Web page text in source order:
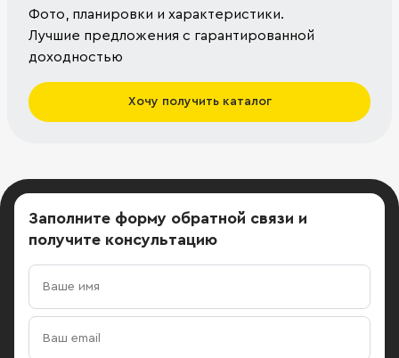
Фото, планировки и характеристики.
Лучшие предложения с гарантированной
доходностью
Хочу получить каталог
Заполните форму обратной связи и
получите консультацию